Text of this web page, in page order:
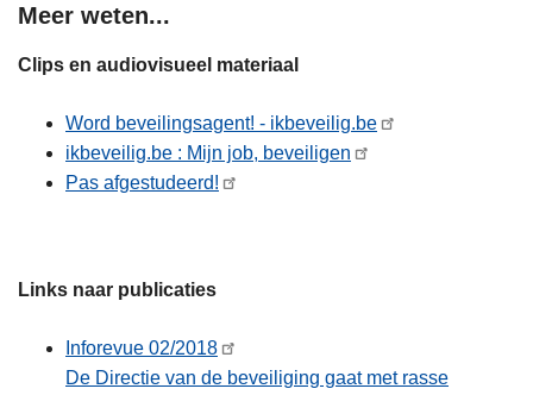
Meer weten...
Clips en audiovisueel materiaal
Word beveilingsagent! - ikbeveilig.be
ikbeveilig.be : Mijn job, beveiligen
Pas afgestudeerd!
Links naar publicaties
Inforevue 02/2018
De Directie van de beveiliging gaat met rasse